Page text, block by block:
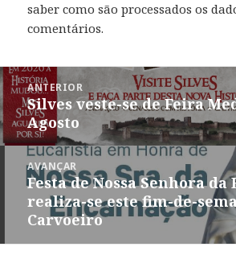
saber como são processados os
comentários.
Navegação
de
artigos
ANTERIOR
Artigo
anterior:
Silves veste-se de Feira
Agosto
AVANÇAR
Artigo
seguinte:
Festa de Nossa Senhora da
realiza-se este fim-de-
Carvoeiro